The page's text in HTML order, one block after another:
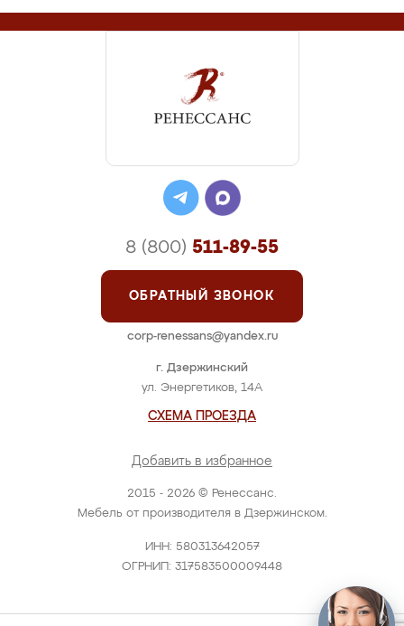
2015 - 2026 © Ренессанс.
Мебель от производителя в Дзержинском.
ИНН: 580313642057
ОГРНИП: 317583500009448
г. Дзержинский
ул. Энергетиков, 14А
СХЕМА ПРОЕЗДА
Добавить в избранное
8 (800) 511-89-55
ОБРАТНЫЙ ЗВОНОК
corp-renessans@yandex.ru